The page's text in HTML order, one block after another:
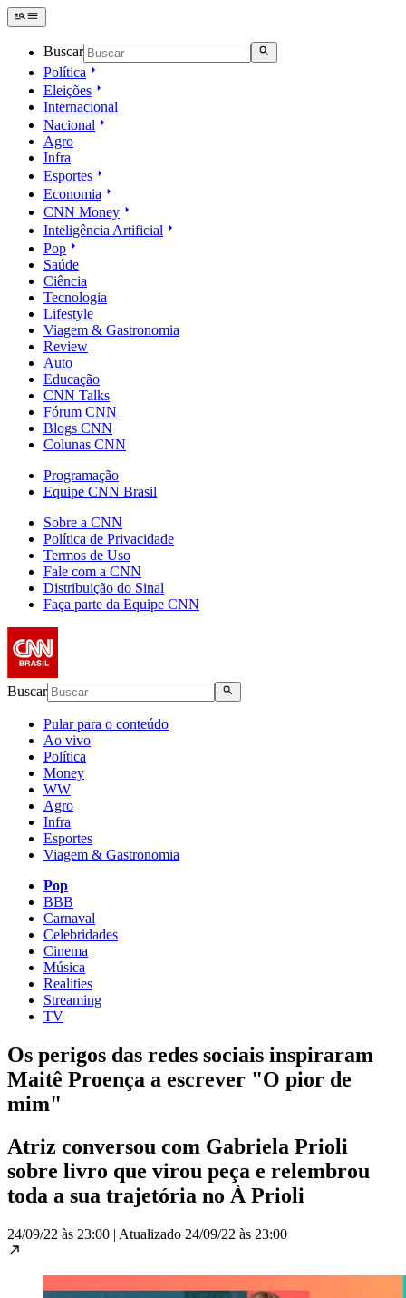
Buscar
Política
Eleições
Internacional
Nacional
Agro
Infra
Esportes
Economia
CNN Money
Inteligência Artificial
Pop
Saúde
Ciência
Tecnologia
Lifestyle
Viagem & Gastronomia
Review
Auto
Educação
CNN Talks
Fórum CNN
Blogs CNN
Colunas CNN
Programação
Equipe CNN Brasil
Sobre a CNN
Política de Privacidade
Termos de Uso
Fale com a CNN
Distribuição do Sinal
Faça parte da Equipe CNN
Buscar
Pular para o conteúdo
Ao vivo
Política
Money
WW
Agro
Infra
Esportes
Viagem & Gastronomia
Pop
BBB
Carnaval
Celebridades
Cinema
Música
Realities
Streaming
TV
Os perigos das redes sociais inspiraram
Maitê Proença a escrever "O pior de
mim"
Atriz conversou com Gabriela Prioli
sobre livro que virou peça e relembrou
toda a sua trajetória no À Prioli
24/09/22 às 23:00 | Atualizado 24/09/22 às 23:00